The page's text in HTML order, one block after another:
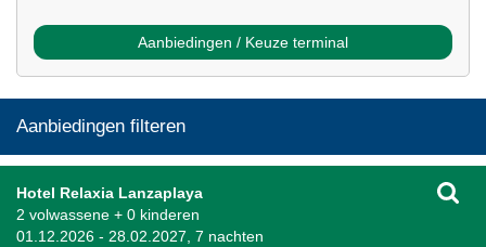
Aanbiedingen / Keuze terminal
Aanbiedingen filteren
Hotel Relaxia Lanzaplaya
2 volwassene + 0 kinderen
01.12.2026 - 28.02.2027, 7 nachten